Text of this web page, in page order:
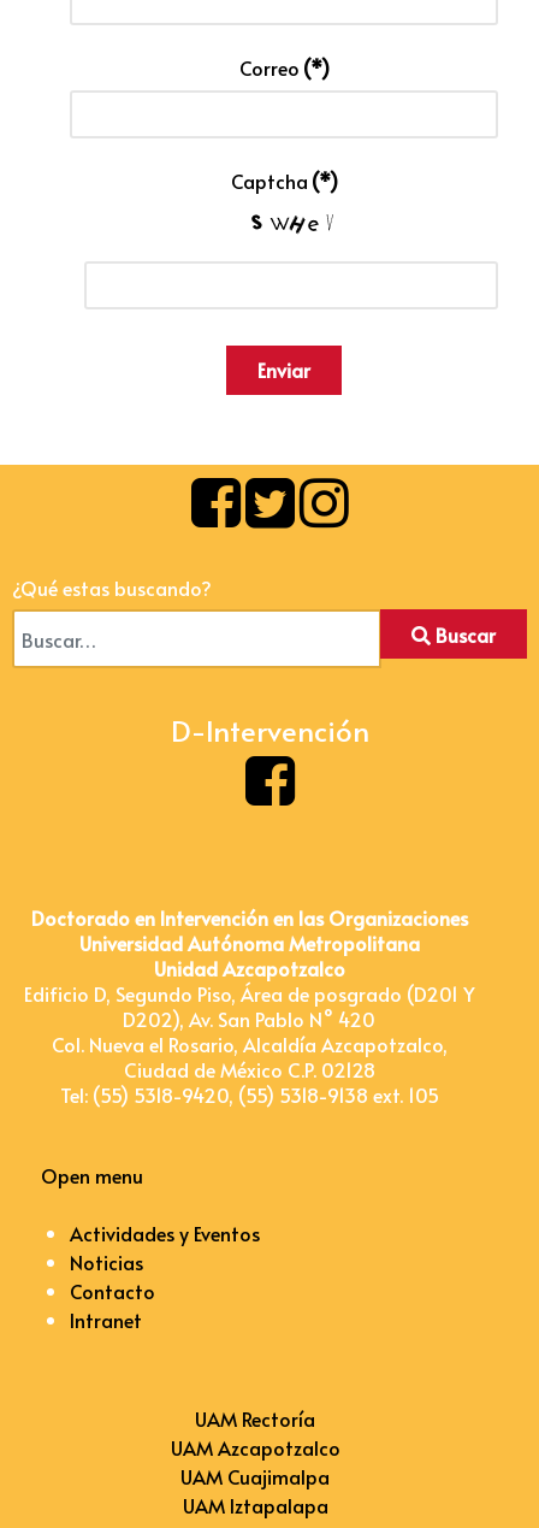
Correo (*)
Captcha (*)
Enviar
¿Qué estas buscando?
Buscar
D-Intervención
Doctorado en Intervención en las Organizaciones
Universidad Autónoma Metropolitana
Unidad Azcapotzalco
Edificio D, Segundo Piso, Área de posgrado (D201 Y
D202), Av. San Pablo N° 420
Col. Nueva el Rosario, Alcaldía Azcapotzalco,
Ciudad de México C.P. 02128
Tel: (55) 5318-9420, (55) 5318-9138 ext. 105
Open menu
Actividades y Eventos
Noticias
Contacto
Intranet
UAM Rectoría
UAM Azcapotzalco
UAM Cuajimalpa
UAM Iztapalapa